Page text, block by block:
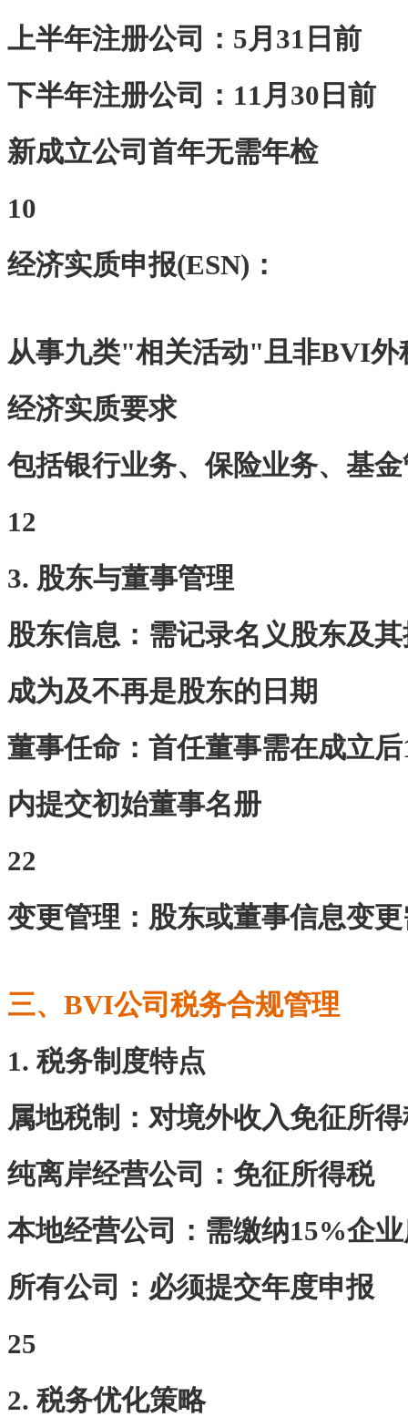
上半年注册公司：5月31日前
下半年注册公司：11月30日前
新成立公司首年无需年检
10
‌经济实质申报(ESN)‌：
从事九类"相关活动"且非BVI外
经济实质要求
包括银行业务、保险业务、基
12
3. 股东与董事管理
股东信息‌：需记录名义股东及
成为及不再是股东的日期
董事任命‌：首任董事需在成立
内提交初始董事名册
22
变更管理‌：股东或董事信息变
三、BVI公司税务合规管理
1. 税务制度特点
属地税制‌：对境外收入免征所
‌纯离岸经营公司‌：免征所得税
本地经营公司‌：需缴纳15%企
‌所有公司‌：必须提交年度申报
25
2. 税务优化策略